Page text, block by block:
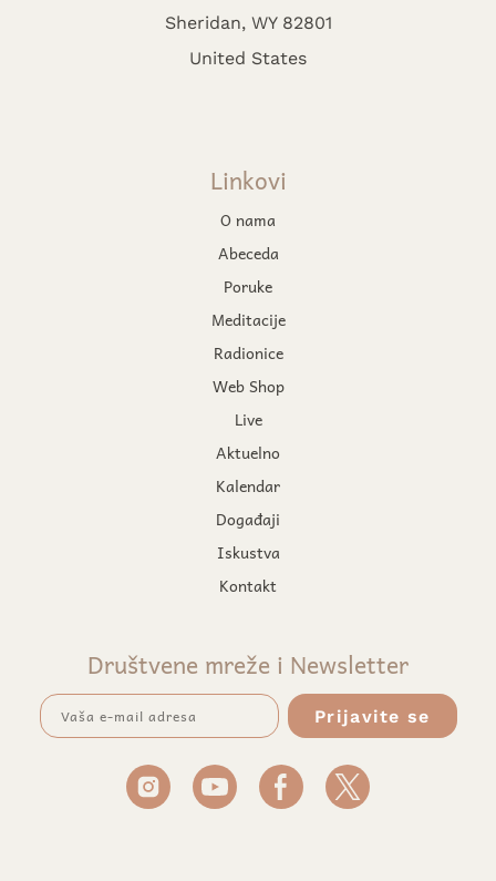
Sheridan, WY 82801
United States
Linkovi
O nama
Abeceda
Poruke
Meditacije
Radionice
Web Shop
Live
Aktuelno
Kalendar
Događaji
Iskustva
Kontakt
Društvene mreže i Newsletter